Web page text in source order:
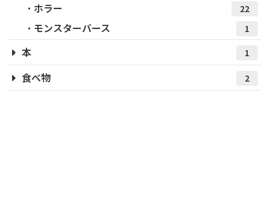
ホラー 22
モンスターバース 1
本 1
食べ物 2